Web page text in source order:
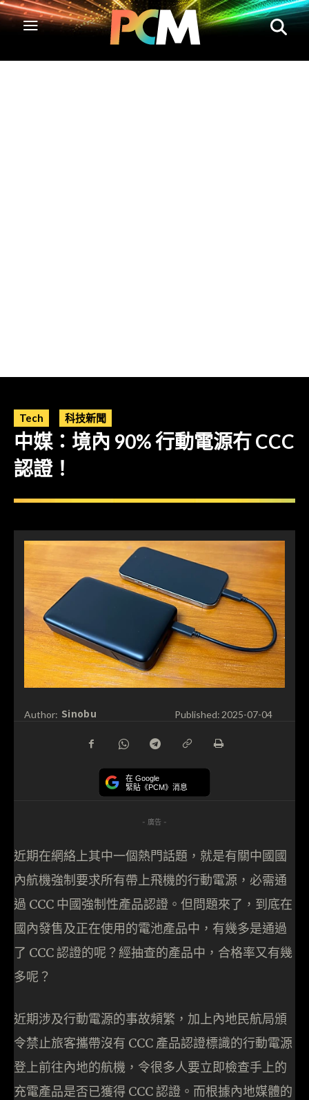
Tech 科技新聞
中媒：境內 90% 行動電源冇 CCC
認證！
Author: Sinobu Published: 2025-07-04
在 Google
緊貼《PCM》消息
- 廣告 -
近期在網絡上其中一個熱門話題，就是有關中國國
內航機強制要求所有帶上飛機的行動電源，必需通
過 CCC 中國強制性產品認證。但問題來了，到底在
國內發售及正在使用的電池產品中，有幾多是通過
了 CCC 認證的呢？經抽查的產品中，合格率又有幾
多呢？
近期涉及行動電源的事故頻繁，加上內地民航局頒
令禁止旅客攜帶沒有 CCC 產品認證標識的行動電源
登上前往內地的航機，令很多人要立即檢查手上的
充電產品是否已獲得 CCC 認證。而根據內地媒體的